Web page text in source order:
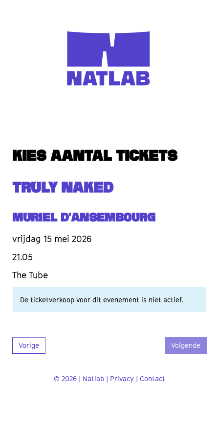
KIES AANTAL TICKETS
TRULY NAKED
Muriel d'Ansembourg
vrijdag 15 mei 2026
21.05
The Tube
De ticketverkoop voor dit evenement is niet actief.
Vorige Volgende
© 2026 | Natlab | Privacy | Contact